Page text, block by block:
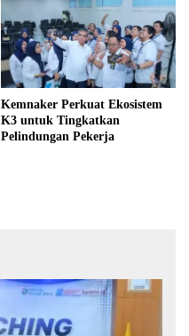
Kemnaker Perkuat Ekosistem
K3 untuk Tingkatkan
Pelindungan Pekerja